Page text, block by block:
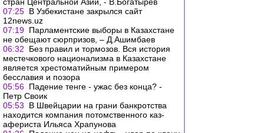
07:25 В Узбекистане закрылся сайт
12news.uz
07:19 Парламентские выборы в Казахстане
не обещают сюрпризов, – Д.Ашимбаев
06:32
Без правил и тормозов. Вся история
местечкового национализма в Казахстане
является хрестоматийным примером
бесславия и позора
05:56 Падение тенге - ужас без конца? -
Петр Своик
05:53
В Швейцарии на грани банкротства
находится компания потомственного каз-
афериста Ильяса Храпунова